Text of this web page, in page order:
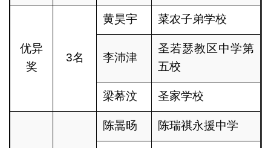
优异
奖
3名
黄昊宇 菜农子弟学校
李沛津
圣若瑟教区中学第
五校
梁莃汶 圣家学校
陈暠旸 陈瑞祺永援中学